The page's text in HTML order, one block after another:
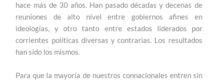
hace más de 30 años. Han pasado décadas y decenas de
reuniones de alto nivel entre gobiernos afines en
ideologías, y otro tanto entre estados liderados por
corrientes políticas diversas y contrarias. Los resultados
han sido los mismos.
Para que la mayoría de nuestros connacionales entren sin